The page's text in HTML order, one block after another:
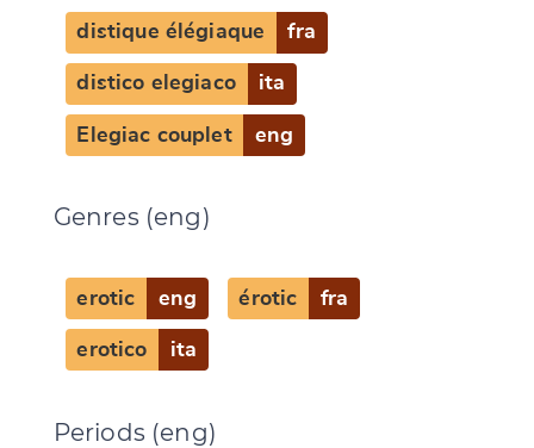
distique élégiaque fra
distico elegiaco ita
Elegiac couplet eng
Genres (eng)
erotic eng érotic fra
erotico ita
Periods (eng)